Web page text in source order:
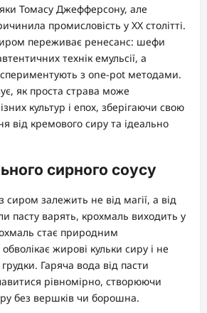
Томасу Джефферсону, але
промисловість у XX столітті.
переживає ренесанс: шефи
технік емульсії, а
з one-pot методами.
як проста страва може
культур і епох, зберігаючи свою
від кремового сиру та ідеально
сирного соусу
сиром залежить не від магії, а від
пасту варять, крохмаль виходить у
стає природним
жирові кульки сиру і не
Гаряча вода від пасти
рівномірно, створюючи
без вершків чи борошна.